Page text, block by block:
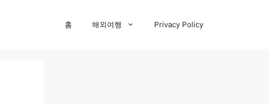
홈 해외여행 Privacy Policy